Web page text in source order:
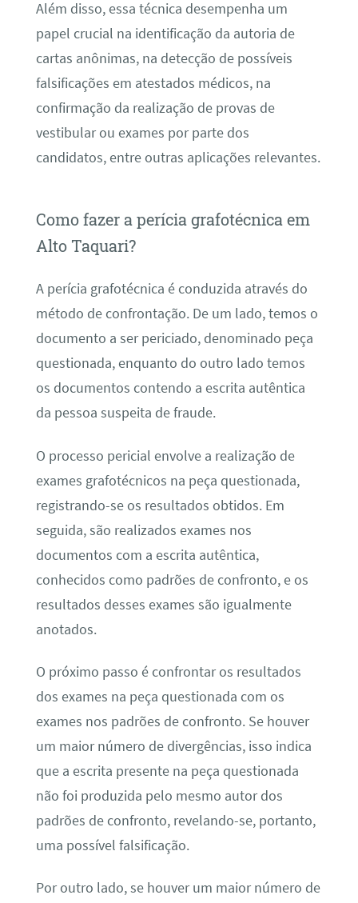
Além disso, essa técnica desempenha um
papel crucial na identificação da autoria de
cartas anônimas, na detecção de possíveis
falsificações em atestados médicos, na
confirmação da realização de provas de
vestibular ou exames por parte dos
candidatos, entre outras aplicações relevantes.
Como fazer a perícia grafotécnica em
Alto Taquari?
A perícia grafotécnica é conduzida através do
método de confrontação. De um lado, temos o
documento a ser periciado, denominado peça
questionada, enquanto do outro lado temos
os documentos contendo a escrita autêntica
da pessoa suspeita de fraude.
O processo pericial envolve a realização de
exames grafotécnicos na peça questionada,
registrando-se os resultados obtidos. Em
seguida, são realizados exames nos
documentos com a escrita autêntica,
conhecidos como padrões de confronto, e os
resultados desses exames são igualmente
anotados.
O próximo passo é confrontar os resultados
dos exames na peça questionada com os
exames nos padrões de confronto. Se houver
um maior número de divergências, isso indica
que a escrita presente na peça questionada
não foi produzida pelo mesmo autor dos
padrões de confronto, revelando-se, portanto,
uma possível falsificação.
Por outro lado, se houver um maior número de